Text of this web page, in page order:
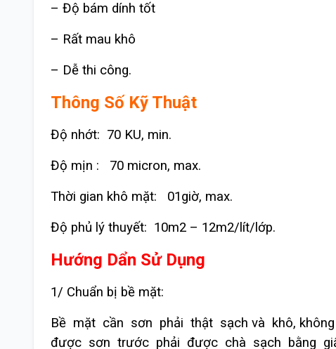
– Độ bám dính tốt
– Rất mau khô
– Dễ thi công.
Thông Số Kỹ Thuật
Độ nhớt: 70 KU, min.
Độ mịn : 70 micron, max.
Thời gian khô mặt: 01giờ, max.
Độ phủ lý thuyết: 10m2 – 12m2/lít/lớp.
Hướng Dẩn Sử Dụng
1/ Chuẩn bị bề mặt:
Bề mặt cần sơn phải thật sạch và khô,
được sơn trước phải được chà sạch bằng